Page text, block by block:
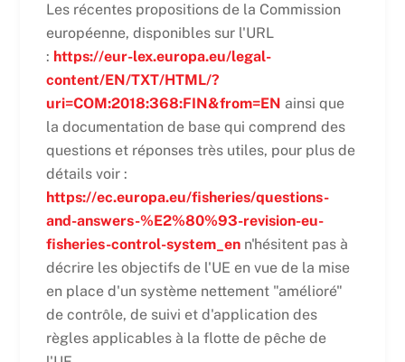
Les récentes propositions de la Commission
européenne, disponibles sur l'URL
: https://eur-lex.europa.eu/legal-
content/EN/TXT/HTML/?
uri=COM:2018:368:FIN&from=EN ainsi que
la documentation de base qui comprend des
questions et réponses très utiles, pour plus de
détails voir :
https://ec.europa.eu/fisheries/questions-
and-answers-%E2%80%93-revision-eu-
fisheries-control-system_enn'hésitent pas à
décrire les objectifs de l'UE en vue de la mise
en place d'un système nettement "amélioré"
de contrôle, de suivi et d'application des
règles applicables à la flotte de pêche de